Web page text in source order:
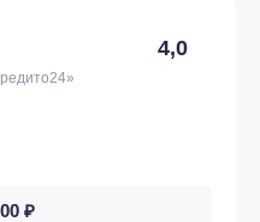
4,0
₽